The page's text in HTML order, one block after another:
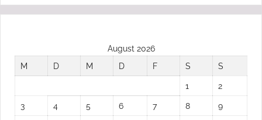
August 2026
M
D M D F S
S
1
2
3
4 5 6 7 8
9